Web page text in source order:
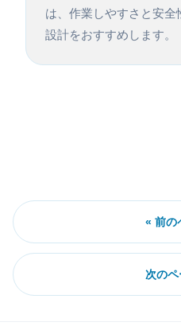
は、作業しやすさと安
設計をおすすめします。
« 前の
次の